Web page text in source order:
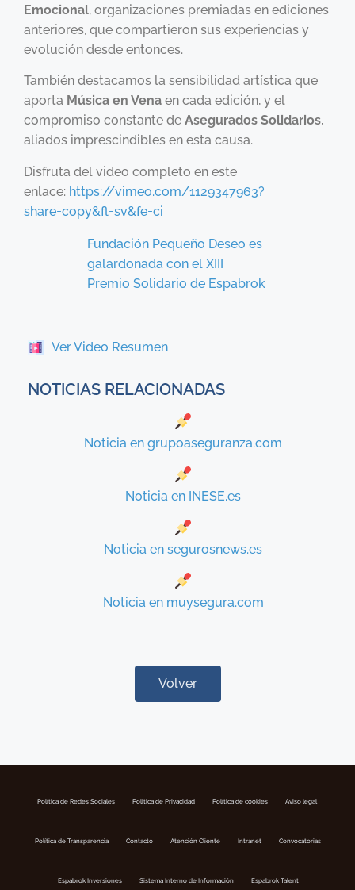
Emocional, organizaciones premiadas en ediciones
anteriores, que compartieron sus experiencias y
evolución desde entonces.
También destacamos la sensibilidad artística que
aporta Música en Vena en cada edición, y el
compromiso constante de Asegurados Solidarios,
aliados imprescindibles en esta causa.
Disfruta del video completo en este
enlace: https://vimeo.com/1129347963?
share=copy&fl=sv&fe=ci
Fundación Pequeño Deseo es
galardonada con el XIII
Premio Solidario de Espabrok
Ver Video Resumen
NOTICIAS RELACIONADAS
Noticia en grupoaseguranza.com
Noticia en INESE.es
Noticia en segurosnews.es
Noticia en muysegura.com
Volver
Política de Redes Sociales Politica de Privacidad Política de cookies Aviso legal
Política de Transparencia Contacto Atención Cliente Intranet Convocatorias
Espabrok Inversiones Sistema Interno de Información Espabrok Talent